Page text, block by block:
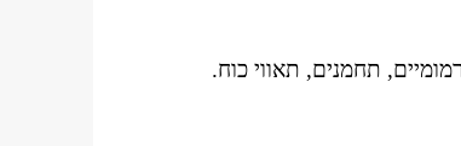
תחמנים, תאווי כוח.